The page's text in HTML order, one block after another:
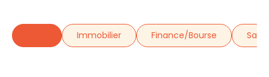
Immobilier Finance/Bourse